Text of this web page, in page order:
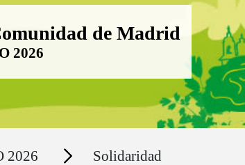
Comunidad de Madrid
de Madrid
2026
2026 Secciones Solidaridad